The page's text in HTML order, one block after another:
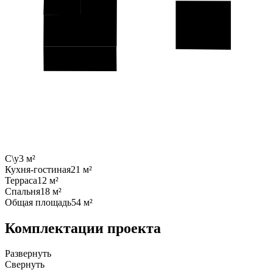
С\у3 м²
Кухня-гостиная21 м²
Терраса12 м²
Спальня18 м²
Общая площадь54 м²
Комплектации проекта
Развернуть
Свернуть